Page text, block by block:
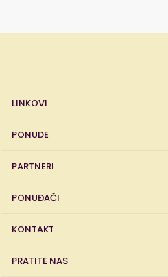
LINKOVI
PONUDE
PARTNERI
PONUĐAČI
KONTAKT
PRATITE NAS